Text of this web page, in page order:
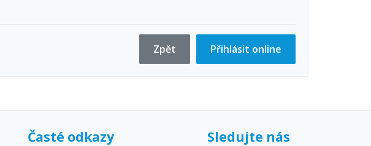
Přihlásit online
Zpět
Časté odkazy Sledujte nás